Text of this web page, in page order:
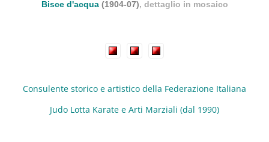
Bisce d'acqua (1904-07), dettaglio in mosaico
Consulente storico e artistico della Federazione Italiana
Judo Lotta Karate e Arti Marziali (dal 1990)